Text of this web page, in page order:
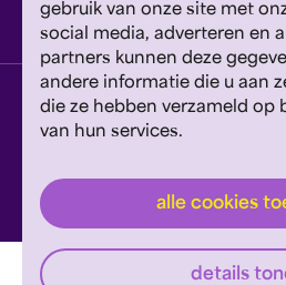
gebruik van onze site met
social media, adverteren en
partners kunnen deze
andere informatie die u aan
die ze hebben verzameld op
van hun services.
alle cookies
details
privacyverklaring disclaimer
website door exitable